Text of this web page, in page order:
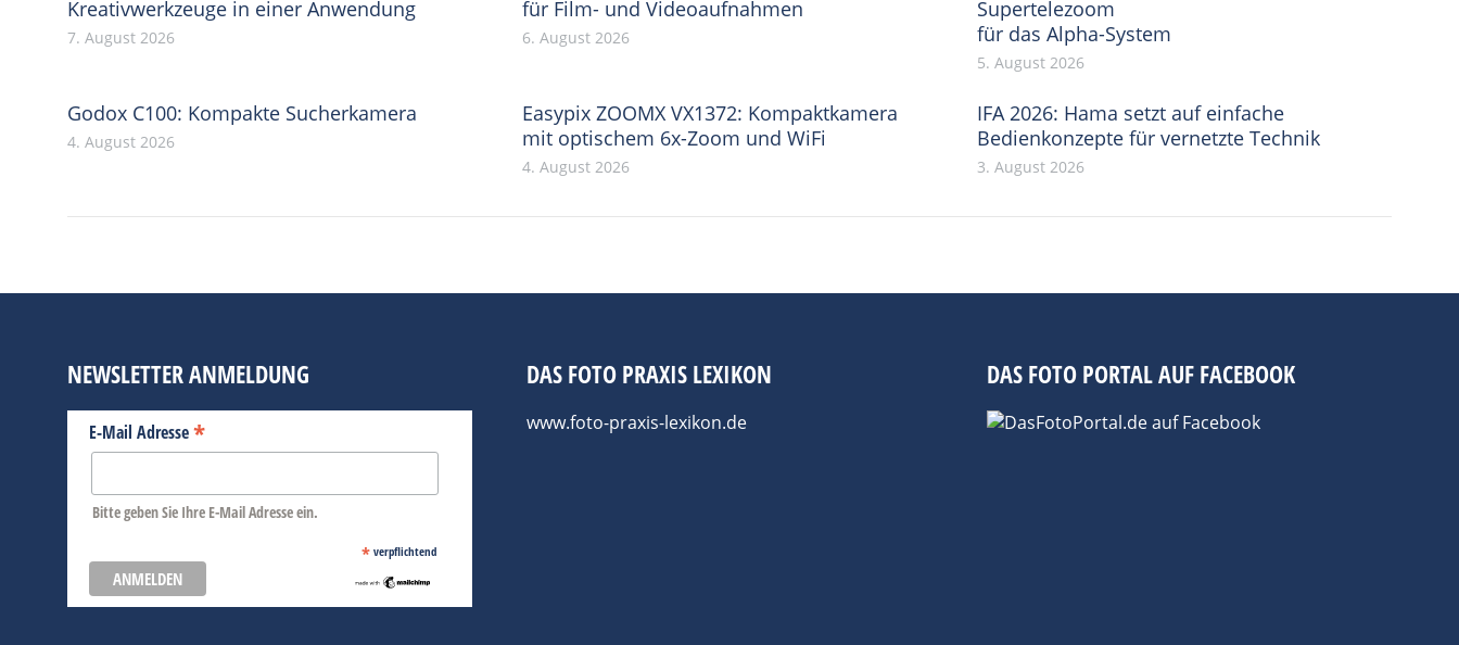
Kreativwerkzeuge in einer Anwendung
7. August 2026
für Film- und Videoaufnahmen
6. August 2026
Supertelezoom
für das Alpha-System
5. August 2026
Godox C100: Kompakte Sucherkamera
4. August 2026
Easypix ZOOMX VX1372: Kompaktkamera
mit optischem 6x-Zoom und WiFi
4. August 2026
IFA 2026: Hama setzt auf einfache
Bedienkonzepte für vernetzte Technik
3. August 2026
NEWSLETTER ANMELDUNG
E-Mail Adresse*
Bitte geben Sie Ihre E-Mail Adresse ein.
* verpflichtend
DAS FOTO PRAXIS LEXIKON
www.foto-praxis-lexikon.de
DAS FOTO PORTAL AUF FACEBOOK